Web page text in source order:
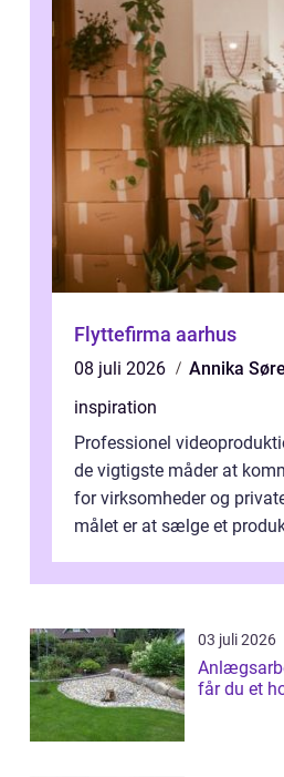
Flyttefirma aarhus
08 juli 2026
Annika
inspiration
Professionel
de vigtigste måder at
for virksomheder og
målet er at sælge et
03 juli 2026
får du et